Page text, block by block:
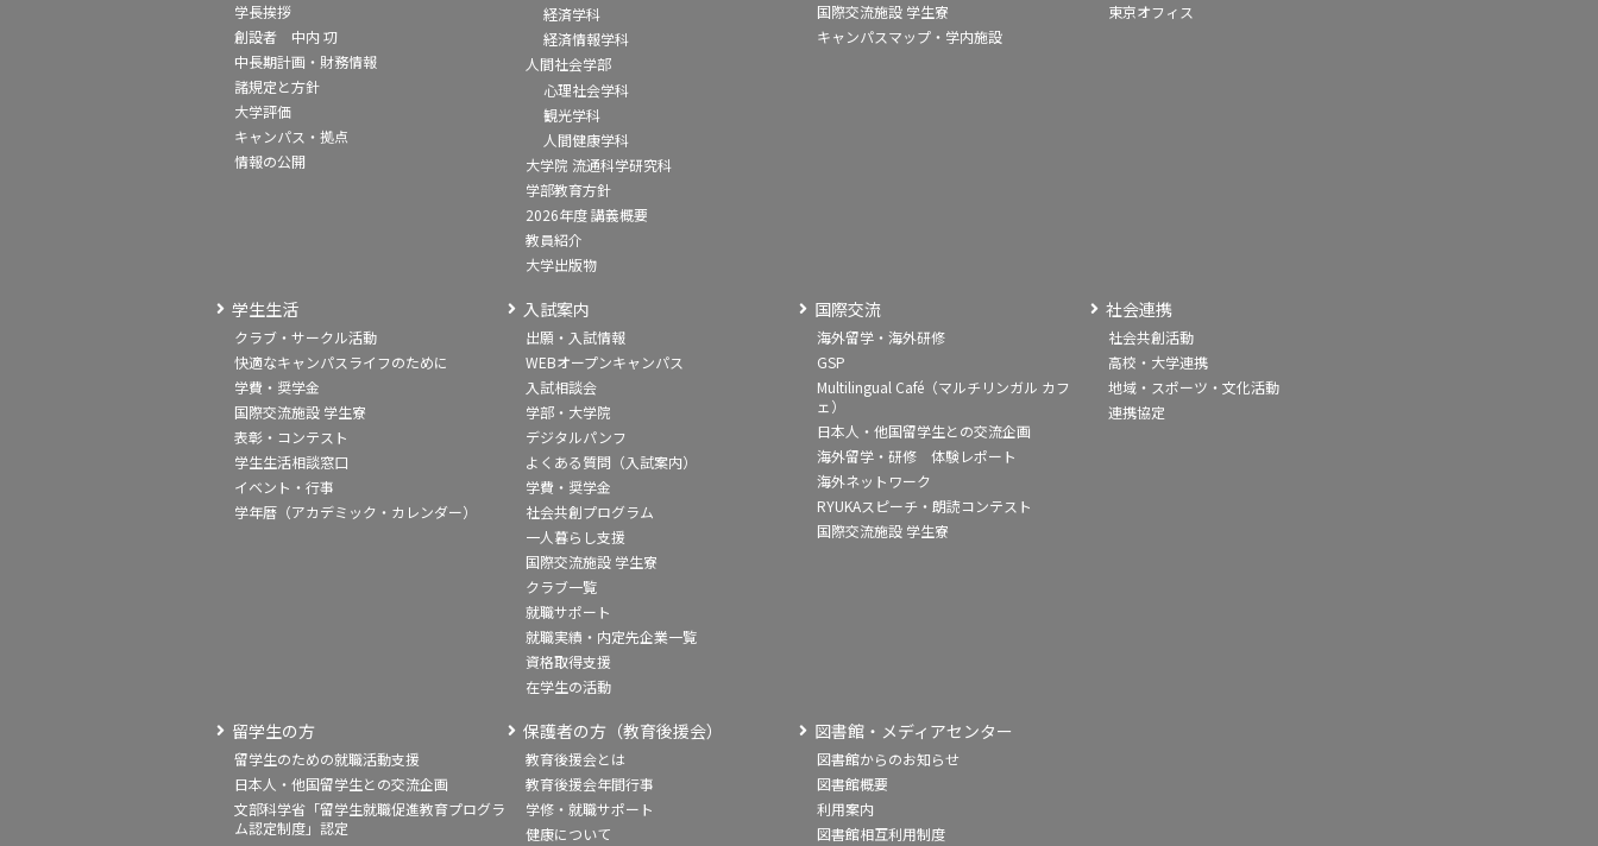
学長挨拶
創設者 中内 㓛
中長期計画・財務情報
諸規定と方針
大学評価
キャンパス・拠点
情報の公開
経済学科
経済情報学科
人間社会学部
心理社会学科
観光学科
人間健康学科
大学院 流通科学研究科
学部教育方針
2026年度 講義概要
教員紹介
大学出版物
国際交流施設 学生寮
キャンパスマップ・学内施設
東京オフィス
学生生活
クラブ・サークル活動
快適なキャンパスライフのために
学費・奨学金
国際交流施設 学生寮
表彰・コンテスト
学生生活相談窓口
イベント・行事
学年暦（アカデミック・カレンダー）
入試案内
出願・入試情報
WEBオープンキャンパス
入試相談会
学部・大学院
デジタルパンフ
よくある質問（入試案内）
学費・奨学金
社会共創プログラム
一人暮らし支援
国際交流施設 学生寮
クラブ一覧
就職サポート
就職実績・内定先企業一覧
資格取得支援
在学生の活動
国際交流
海外留学・海外研修
GSP
Multilingual Café（マルチリンガル カフ
ェ）
日本人・他国留学生との交流企画
海外留学・研修 体験レポート
海外ネットワーク
RYUKAスピーチ・朗読コンテスト
国際交流施設 学生寮
社会連携
社会共創活動
高校・大学連携
地域・スポーツ・文化活動
連携協定
留学生の方
留学生のための就職活動支援
日本人・他国留学生との交流企画
文部科学省「留学生就職促進教育プログラ
ム認定制度」認定
保護者の方（教育後援会）
教育後援会とは
教育後援会年間行事
学修・就職サポート
健康について
図書館・メディアセンター
図書館からのお知らせ
図書館概要
利用案内
図書館相互利用制度